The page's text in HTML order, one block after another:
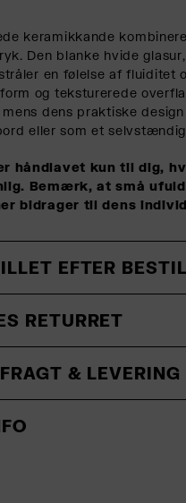
keramikkande
Den blanke hvide
en følelse af fluiditet
og teksturerede
dens praktiske
eller som et
håndlavet kun til dig,
Bemærk, at små
bidrager til dens
EFTER
RETURRET
& LEVERING